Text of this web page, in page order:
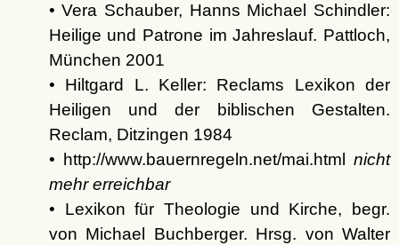
• Vera Schauber, Hanns Michael Schindler:
Heilige und Patrone im Jahreslauf. Pattloch,
München 2001
• Hiltgard L. Keller: Reclams Lexikon der
Heiligen und der biblischen Gestalten.
Reclam, Ditzingen 1984
• http://www.bauernregeln.net/mai.html nicht
mehr erreichbar
• Lexikon für Theologie und Kirche, begr.
von Michael Buchberger. Hrsg. von Walter